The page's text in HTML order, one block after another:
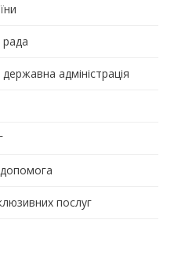
адміністрація
послуг